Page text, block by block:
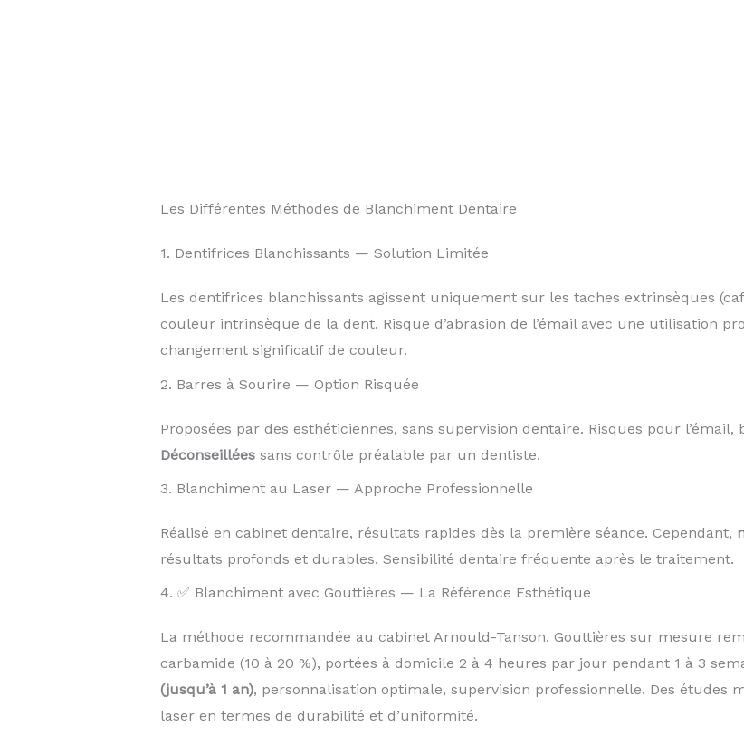
Les Différentes Méthodes de Blanchiment Dentaire
1. Dentifrices Blanchissants — Solution Limitée
Les dentifrices blanchissants agissent uniquement sur les taches extrinsèques
couleur intrinsèque de la dent. Risque d’abrasion de l’émail avec une utilisation
changement significatif de couleur.
2. Barres à Sourire — Option Risquée
Proposées par des esthéticiennes, sans supervision dentaire. Risques pour
Déconseilléessans contrôle préalable par un dentiste.
3. Blanchiment au Laser — Approche Professionnelle
Réalisé en cabinet dentaire, résultats rapides dès la première séance. Cependant,
résultats profonds et durables. Sensibilité dentaire fréquente après le traitement.
4. ✅ Blanchiment avec Gouttières — La Référence Esthétique
La méthode recommandée au cabinet Arnould-Tanson. Gouttières sur mesure
carbamide (10 à 20 %), portées à domicile 2 à 4 heures par jour pendant 1 à 3
(jusqu’à 1 an), personnalisation optimale, supervision professionnelle. Des études
laser en termes de durabilité et d’uniformité.